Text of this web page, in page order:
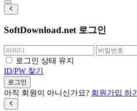
SoftDownload.net 로그인
로그인 상태 유지
ID/PW 찾기
로그인
아직 회원이 아니신가요? 회원가입 하기